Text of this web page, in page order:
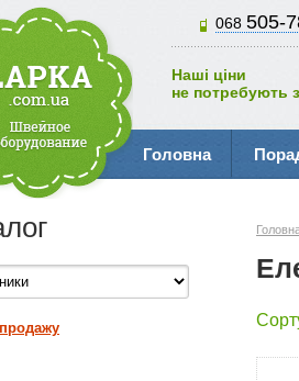
068 505-
Наші ціни
не потребують
Головна